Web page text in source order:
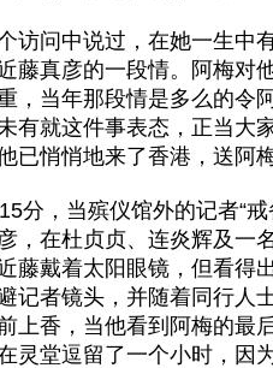
访问中说过，在她一生中
藤真彦的一段情。阿梅对
，当年那段情是多么的令
有就这件事表态，正当大
已悄悄地来了香港，送阿
分，当殡仪馆外的记者“
，在杜贞贞、连炎辉及一
藤戴着太阳眼镜，但看得
记者镜头，并随着同行人
上香，当他看到阿梅的最
灵堂逗留了一个小时，因